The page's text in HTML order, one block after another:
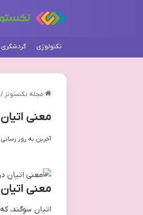
تکنولوژی گردشگری
مجله نکستونز /
معنی
آخرین به روز رسانی: 13/09/
معنی
اتیان سوگند،